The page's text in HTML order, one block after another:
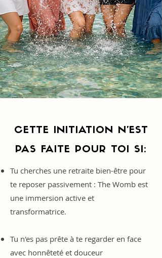
CETTE INITIATION N'EST
PAS FAITE POUR TOI SI:
Tu cherches une retraite bien-être pour
te reposer passivement : The Womb est
une immersion active et
transformatrice.
Tu n'es pas prête à te regarder en face
avec honnêteté et douceur